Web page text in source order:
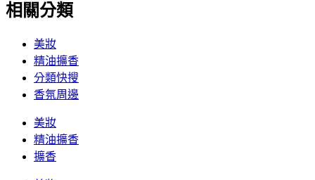
相關分類
美妝
精油擴香
分類快搜
香氛周邊
美妝
精油擴香
擴香